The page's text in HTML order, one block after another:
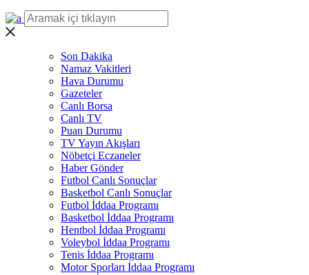
Son Dakika
Namaz Vakitleri
Hava Durumu
Gazeteler
Canlı Borsa
Canlı TV
Puan Durumu
TV Yayın Akışları
Nöbetçi Eczaneler
Haber Gönder
Futbol Canlı Sonuçlar
Basketbol Canlı Sonuçlar
Futbol İddaa Programı
Basketbol İddaa Programı
Hentbol İddaa Programı
Voleybol İddaa Programı
Tenis İddaa Programı
Motor Sporları İddaa Programı